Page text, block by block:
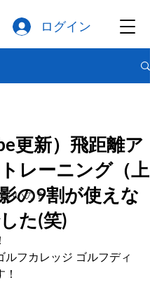
ログイン
いいの？
更新）飛距離ア
レーニング（上
の9割が使えな
た(笑)
ルフカレッジ ゴルフディ